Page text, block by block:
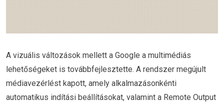
A vizuális változások mellett a Google a multimédiás
lehetőségeket is továbbfejlesztette. A rendszer megújult
médiavezérlést kapott, amely alkalmazásonkénti
automatikus indítási beállításokat, valamint a Remote Output